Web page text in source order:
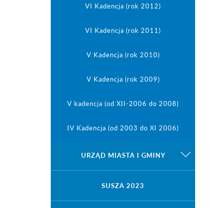
VI Kadencja (rok 2012)
VI Kadencja (rok 2011)
V Kadencja (rok 2010)
V Kadencja (rok 2009)
V kadencja (od XII-2006 do 2008)
IV Kadencja (od 2003 do XI 2006)
URZĄD MIASTA I GMINY
Informacje i regulaminy
SUSZA 2023